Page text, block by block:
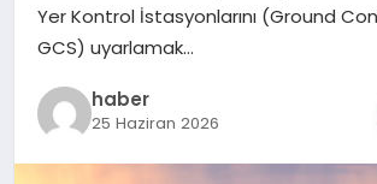
Yer Kontrol İstasyonlarını (Ground
GCS) uyarlamak…
haber
25 Haziran 2026